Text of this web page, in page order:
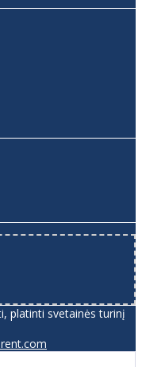
platinti svetainės turinį